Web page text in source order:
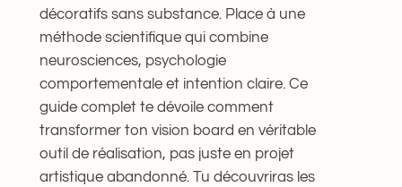
décoratifs sans substance. Place à une
méthode scientifique qui combine
neurosciences, psychologie
comportementale et intention claire. Ce
guide complet te dévoile comment
transformer ton vision board en véritable
outil de réalisation, pas juste en projet
artistique abandonné. Tu découvriras les